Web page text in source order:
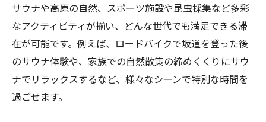
サウナや高原の自然、スポーツ施設や昆虫採集など多彩
なアクティビティが揃い、どんな世代でも満足できる滞
在が可能です。例えば、ロードバイクで坂道を登った後
のサウナ体験や、家族での自然散策の締めくくりにサウ
ナでリラックスするなど、様々なシーンで特別な時間を
過ごせます。